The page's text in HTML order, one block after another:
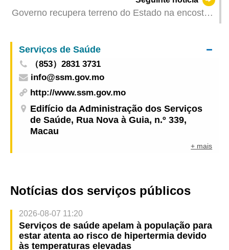
residentes para prestarem atenção à prevenção
Governo recupera terreno do Estado na encosta
Serviços de Saúde
（853）2831 3731
info@ssm.gov.mo
http://www.ssm.gov.mo
Edifício da Administração dos Serviços
de Saúde, Rua Nova à Guia, n.º 339,
Macau
+ mais
Notícias dos serviços públicos
2026-08-07 11:20
Serviços de saúde apelam à população para
estar atenta ao risco de hipertermia devido
às temperaturas elevadas